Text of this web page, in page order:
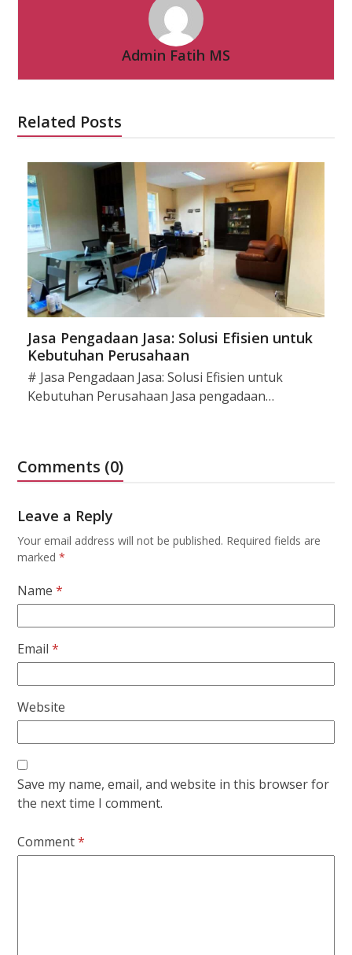
Admin Fatih MS
Related Posts
Jasa Pengadaan Jasa: Solusi Efisien untuk
Kebutuhan Perusahaan
# Jasa Pengadaan Jasa: Solusi Efisien untuk
Kebutuhan Perusahaan Jasa pengadaan…
Comments (0)
Leave a Reply
Your email address will not be published. Required fields are
marked*
Name*
Email*
Website
Save my name, email, and website in this browser for
the next time I comment.
Comment*